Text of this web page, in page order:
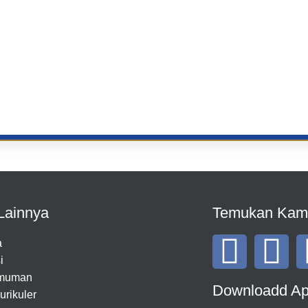
Temukan
Downloadd